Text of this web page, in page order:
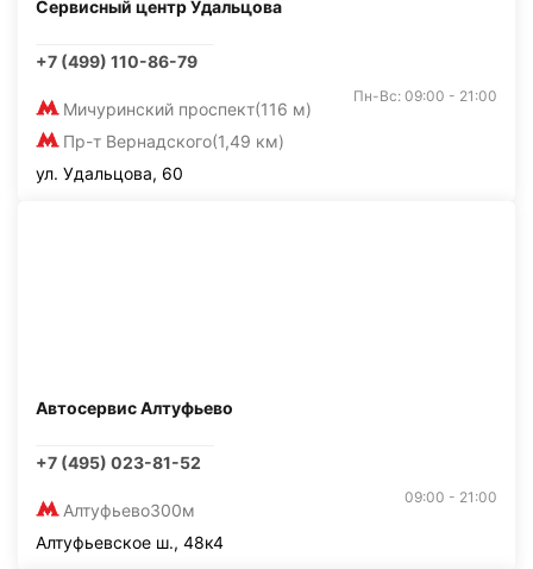
Сервисный центр Удальцова
+7 (499) 110-86-79
Мичуринский проспект(116 м)
Пр-т Вернадского(1,49 км)
Пн-Вс: 09:00 - 21:00
ул. Удальцова, 60
Автосервис Алтуфьево
+7 (495) 023-81-52
Алтуфьево300м
09:00 - 21:00
Алтуфьевское ш., 48к4